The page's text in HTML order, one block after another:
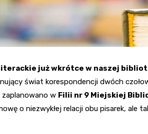
już wkrótce w naszej
świat korespondencji dwóch
zaplanowano w Filii nr 9 Miejskiej
o niezwykłej relacji obu pisarek,